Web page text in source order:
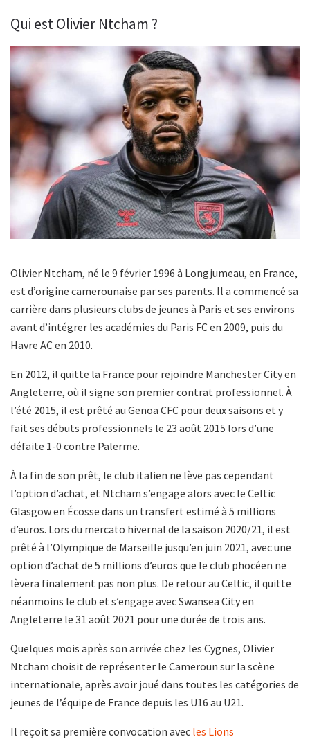
Qui est Olivier Ntcham ?
Olivier Ntcham, né le 9 février 1996 à Longjumeau, en France,
est d’origine camerounaise par ses parents. Il a commencé sa
carrière dans plusieurs clubs de jeunes à Paris et ses environs
avant d’intégrer les académies du Paris FC en 2009, puis du
Havre AC en 2010.
En 2012, il quitte la France pour rejoindre Manchester City en
Angleterre, où il signe son premier contrat professionnel. À
l’été 2015, il est prêté au Genoa CFC pour deux saisons et y
fait ses débuts professionnels le 23 août 2015 lors d’une
défaite 1-0 contre Palerme.
À la fin de son prêt, le club italien ne lève pas cependant
l’option d’achat, et Ntcham s’engage alors avec le Celtic
Glasgow en Écosse dans un transfert estimé à 5 millions
d’euros. Lors du mercato hivernal de la saison 2020/21, il est
prêté à l’Olympique de Marseille jusqu’en juin 2021, avec une
option d’achat de 5 millions d’euros que le club phocéen ne
lèvera finalement pas non plus. De retour au Celtic, il quitte
néanmoins le club et s’engage avec Swansea City en
Angleterre le 31 août 2021 pour une durée de trois ans.
Quelques mois après son arrivée chez les Cygnes, Olivier
Ntcham choisit de représenter le Cameroun sur la scène
internationale, après avoir joué dans toutes les catégories de
jeunes de l’équipe de France depuis les U16 au U21.
Il reçoit sa première convocation avec les Lions